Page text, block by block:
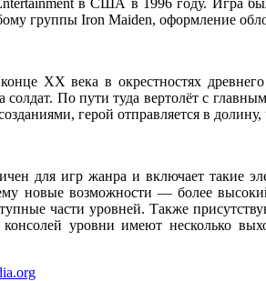
в США в 1996 году. Игра
группы Iron Maiden, оформление
XX века в окрестностях
солдат. По пути туда вертолёт с
герой отправляется в
для игр жанра и включает такие
новые возможности — более
части уровней. Также
уровни имеют несколько